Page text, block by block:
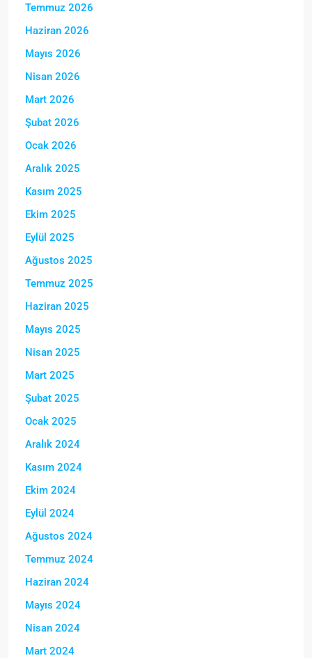
Temmuz 2026
Haziran 2026
Mayıs 2026
Nisan 2026
Mart 2026
Şubat 2026
Ocak 2026
Aralık 2025
Kasım 2025
Ekim 2025
Eylül 2025
Ağustos 2025
Temmuz 2025
Haziran 2025
Mayıs 2025
Nisan 2025
Mart 2025
Şubat 2025
Ocak 2025
Aralık 2024
Kasım 2024
Ekim 2024
Eylül 2024
Ağustos 2024
Temmuz 2024
Haziran 2024
Mayıs 2024
Nisan 2024
Mart 2024